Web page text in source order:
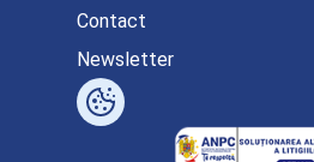
Contact
Newsletter